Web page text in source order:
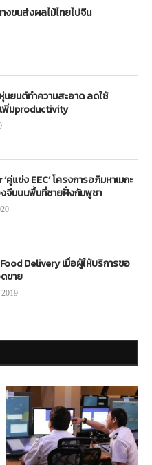
งขนส่งผลไม้ไทยไปจีน
นยนต์ทำความสะอาด ลดใช้
พิ่มproductivity
คู่แข่ง EEC’ โครงการอภิมหาเมกะ
จีนบนพื้นที่ชายฝั่งกัมพูชา
Food Delivery เมื่อผู้ให้บริการขอ
ขาย
2019